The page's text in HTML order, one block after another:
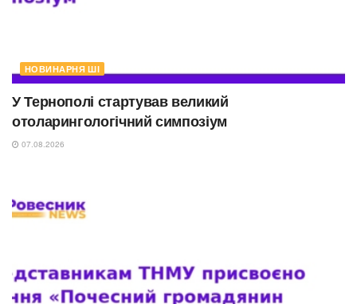
НОВИНАРНЯ ШІ
У Тернополі стартував великий
отоларингологічний симпозіум
07.08.2026